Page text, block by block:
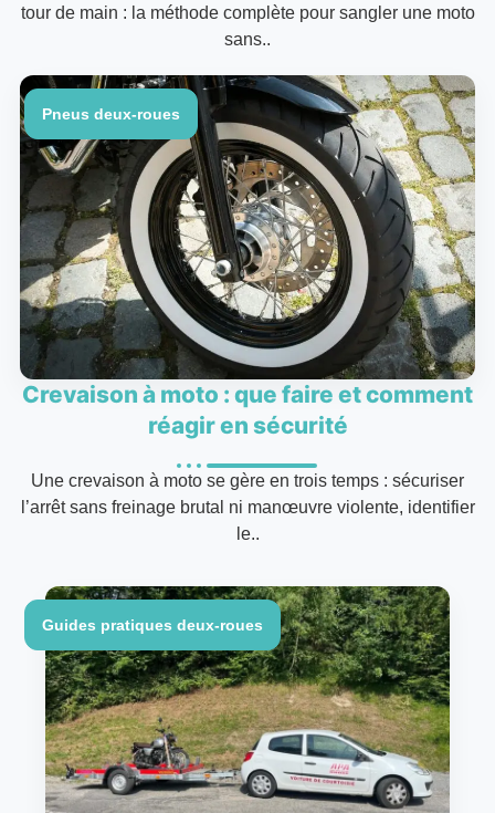
tour de main : la méthode complète pour sangler une moto
sans..
Pneus deux-roues
Crevaison à moto : que faire et comment
réagir en sécurité
Une crevaison à moto se gère en trois temps : sécuriser
l’arrêt sans freinage brutal ni manœuvre violente, identifier
le..
Guides pratiques deux-roues